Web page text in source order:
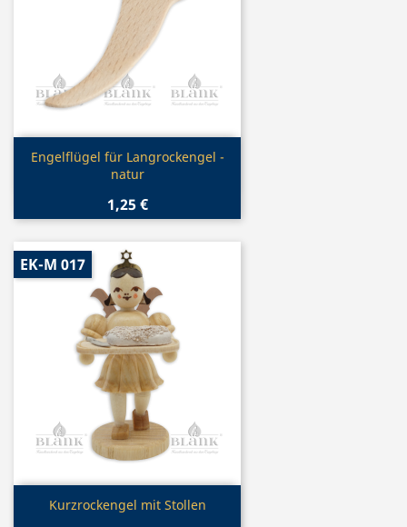
 Vorschau
Engelflügel für Langrockengel -
natur
1,25 €
Vorschau
Kurzrockengel mit Stollen
EK-M 017